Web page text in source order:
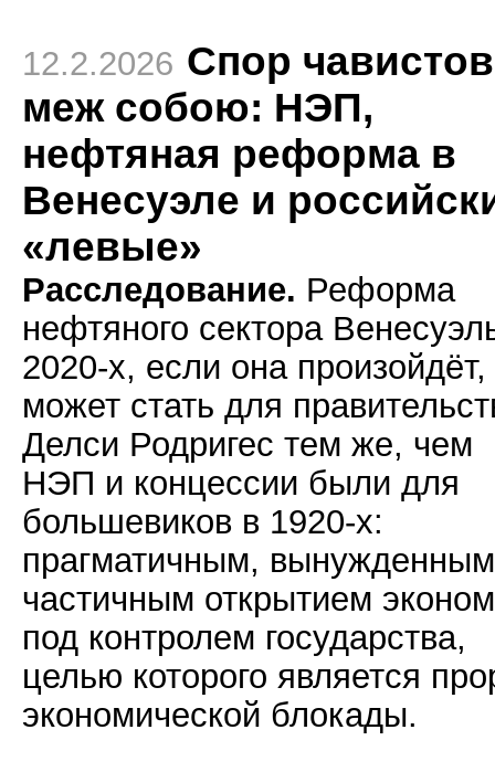
12.2.2026 Спор чавистов
меж собою: НЭП,
нефтяная реформа в
Венесуэле и
«левые»
Расследование. Реформа
нефтяного сектора
2020-х, если она произойдёт,
может стать для
Делси Родригес тем же, чем
НЭП и концессии были для
большевиков в 1920-х:
прагматичным,
частичным открытием
под контролем государства,
целью которого является
экономической блокады.